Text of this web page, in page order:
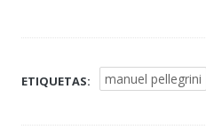
ETIQUETAS: manuel pellegrini